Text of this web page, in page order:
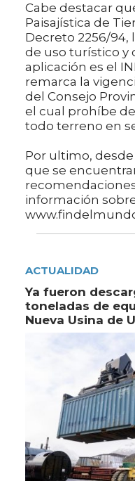
Cabe destacar
Paisajística de
Decreto 2256/94,
de uso turístico y
aplicación es el
remarca la
del Consejo
el cual prohíbe
todo terreno en
Por ultimo,
que se
información
ACTUALIDAD
Ya fueron
toneladas de
Nueva Usina de